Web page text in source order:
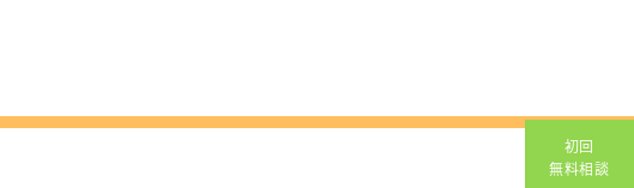
初回
無料相談